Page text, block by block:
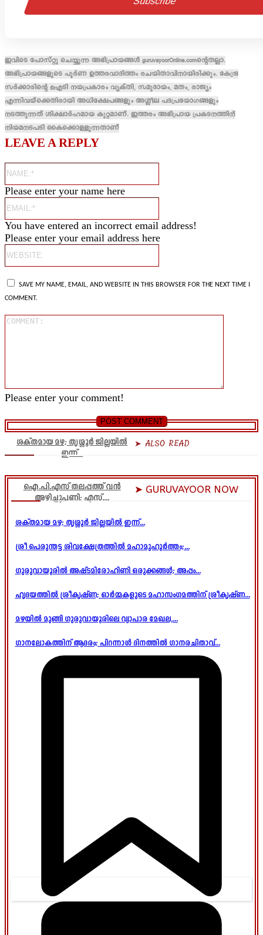
ഇവിടെ പോസ്റ്റു ചെയ്യുന്ന അഭിപ്രായങ്ങൾ guruvayoorOnline.comന്റെതല്ലാ.
അഭിപ്രായങ്ങളുടെ പൂർണ ഉത്തരവാദിത്തം രചയിതാവിനായിരിക്കും. കേന്ദ്ര
സർക്കാരിന്റെ ഐടി നയപ്രകാരം വ്യക്തി, സമുദായം, മതം, രാജ്യം
എന്നിവയ്ക്കെതിരായി അധിക്ഷേപങ്ങളും അശ്ലീല പദപ്രയോഗങ്ങളും
നടത്തുന്നത് ശിക്ഷാർഹമായ കുറ്റമാണ്. ഇത്തരം അഭിപ്രായ പ്രകടനത്തിന്
നിയമനടപടി കൈക്കൊള്ളുന്നതാണ്
LEAVE A REPLY
Please enter your comment!
Please enter your name here
You have entered an incorrect email address!
Please enter your email address here
SAVE MY NAME, EMAIL, AND WEBSITE IN THIS BROWSER FOR THE NEXT TIME I
COMMENT.
ശക്തമായ മഴ; തൃശ്ശൂർ ജില്ലയിൽ
ഇന്ന്...
ഐ.പി.എസ് തലപ്പത്ത് വൻ
അഴിച്ചുപണി; എസ്....
➤ ALSO READ
ശക്തമായ മഴ; തൃശ്ശൂർ ജില്ലയിൽ ഇന്ന്...
ശ്രീ പെരുന്തട്ട ശിവക്ഷേത്രത്തിൽ മഹാമുഹൂർത്തം;...
ഗുരുവായൂരിൽ അഷ്ടമിരോഹിണി ഒരുക്കങ്ങൾ; അപ്പം...
ഹൃദയത്തിൽ ശ്രീകൃഷ്ണ; ഓർമ്മകളുടെ മഹാസംഗമത്തിന് ശ്രീകൃഷ്ണ...
മഴയിൽ മുങ്ങി ഗുരുവായൂരിലെ വ്യാപാര മേഖല,...
ഗാനലോകത്തിന് ആദരം; പിറന്നാൾ ദിനത്തിൽ ഗാനരചിതാവ്...
➤ GURUVAYOOR NOW